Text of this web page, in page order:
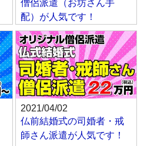
僧侶派遣（お坊さん手
配）が人気です！
2021/04/02
仏前結婚式の司婚者・戒
師さん派遣が人気です！